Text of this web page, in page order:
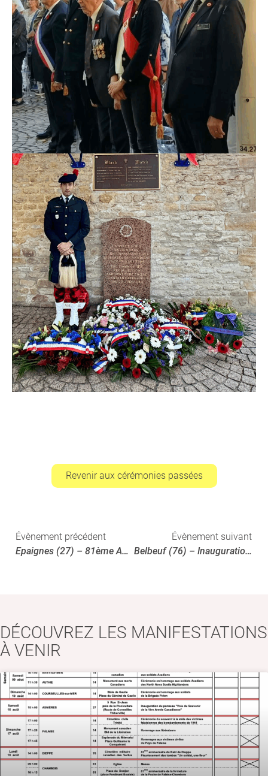
Revenir aux cérémonies passées
Évènement précédent
Epaignes (27) – 81ème Anniversaire de la Libération
Évènement suivant
Belbeuf (76) – Inauguration panneau » Voie du Souvenir de la 1ère Armée Canadienne «
DÉCOUVREZ LES MANIFESTATIONS
À VENIR